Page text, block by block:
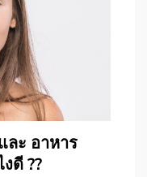
ละ อาหาร
ดี ??